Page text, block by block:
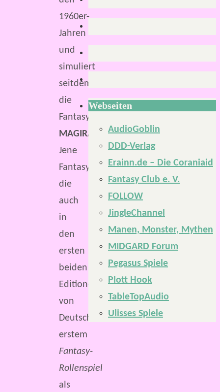
1960er-
Jahren
und
simuliert
seitdem
die
Fantasywelt
MAGIRA
Jene
Fantasywelt,
die
auch
in
den
ersten
beiden
Editionen
von
Deutschlands
erstem
Fantasy-
Rollenspiel
als
Webseiten
AudioGoblin
DDD-Verlag
Erainn.de – Die Coraniaid
Fantasy Club e. V.
FOLLOW
JingleChannel
Manen, Monster, Mythen
MIDGARD Forum
Pegasus Spiele
Plott Hook
TableTopAudio
Ulisses Spiele